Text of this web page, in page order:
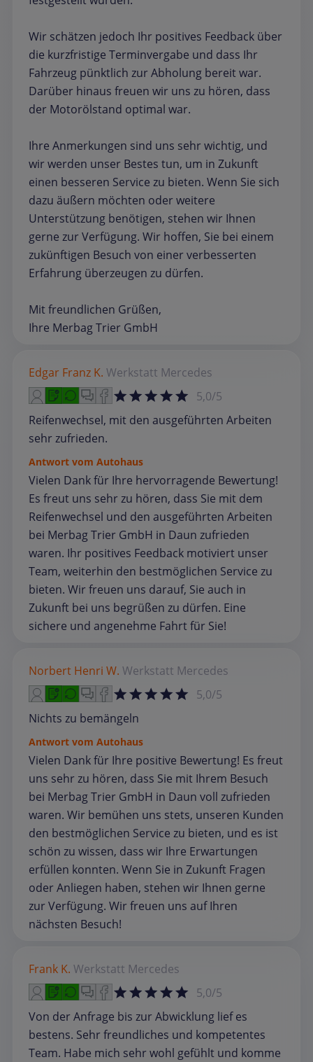
Wir schätzen jedoch Ihr positives Feedback über
die kurzfristige Terminvergabe und dass Ihr
Fahrzeug pünktlich zur Abholung bereit war.
Darüber hinaus freuen wir uns zu hören, dass
der Motorölstand optimal war.
Ihre Anmerkungen sind uns sehr wichtig, und
wir werden unser Bestes tun, um in Zukunft
einen besseren Service zu bieten. Wenn Sie sich
dazu äußern möchten oder weitere
Unterstützung benötigen, stehen wir Ihnen
gerne zur Verfügung. Wir hoffen, Sie bei einem
zukünftigen Besuch von einer verbesserten
Erfahrung überzeugen zu dürfen.
Mit freundlichen Grüßen,
Ihre Merbag Trier GmbH
Edgar Franz K. Werkstatt Mercedes
5,0/5
Reifenwechsel, mit den ausgeführten Arbeiten
sehr zufrieden.
Antwort vom Autohaus
Vielen Dank für Ihre hervorragende Bewertung!
Es freut uns sehr zu hören, dass Sie mit dem
Reifenwechsel und den ausgeführten Arbeiten
bei Merbag Trier GmbH in Daun zufrieden
waren. Ihr positives Feedback motiviert unser
Team, weiterhin den bestmöglichen Service zu
bieten. Wir freuen uns darauf, Sie auch in
Zukunft bei uns begrüßen zu dürfen. Eine
sichere und angenehme Fahrt für Sie!
Norbert Henri W. Werkstatt Mercedes
5,0/5
Nichts zu bemängeln
Antwort vom Autohaus
Vielen Dank für Ihre positive Bewertung! Es freut
uns sehr zu hören, dass Sie mit Ihrem Besuch
bei Merbag Trier GmbH in Daun voll zufrieden
waren. Wir bemühen uns stets, unseren Kunden
den bestmöglichen Service zu bieten, und es ist
schön zu wissen, dass wir Ihre Erwartungen
erfüllen konnten. Wenn Sie in Zukunft Fragen
oder Anliegen haben, stehen wir Ihnen gerne
zur Verfügung. Wir freuen uns auf Ihren
nächsten Besuch!
Frank K. Werkstatt Mercedes
5,0/5
Von der Anfrage bis zur Abwicklung lief es
bestens. Sehr freundliches und kompetentes
Team. Habe mich sehr wohl gefühlt und komme